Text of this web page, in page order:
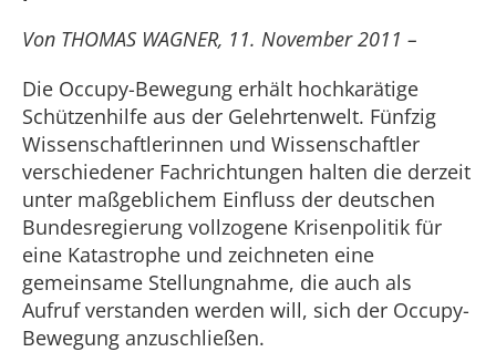
Von THOMAS WAGNER, 11. November 2011 –
Die Occupy-Bewegung erhält hochkarätige
Schützenhilfe aus der Gelehrtenwelt. Fünfzig
Wissenschaftlerinnen und Wissenschaftler
verschiedener Fachrichtungen halten die derzeit
unter maßgeblichem Einfluss der deutschen
Bundesregierung vollzogene Krisenpolitik für
eine Katastrophe und zeichneten eine
gemeinsame Stellungnahme, die auch als
Aufruf verstanden werden will, sich der Occupy-
Bewegung anzuschließen.